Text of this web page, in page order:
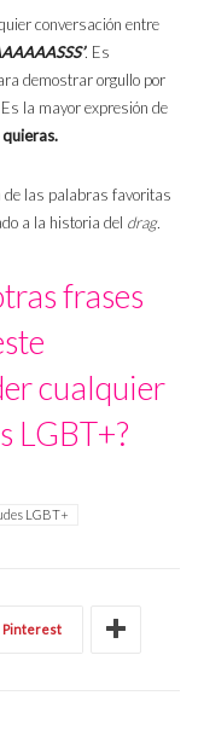
conversación entre
. Es
demostrar orgullo por
la mayor expresión de
quieras.
de las palabras favoritas
a la historia del drag.
frases
cualquier
LGBT+?
LGBT+
Pinterest